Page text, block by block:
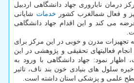
درمان ناباروری جهاد دانشگاهی اردبیل
و فعال شمالغرب کشور خدمات شایانی
می کند و این اقدام جهاد دانشگاهی
تجهیزات مدرن و خوبی در این مرکز برای
فعالیتهای تحقیقی و پژوهشی در این
نمود: جهاد دانشگاهی با ورود به
سلول های بنیادی خون بند ناف، تاثیر
علمی و پزشکی استان داشته است.